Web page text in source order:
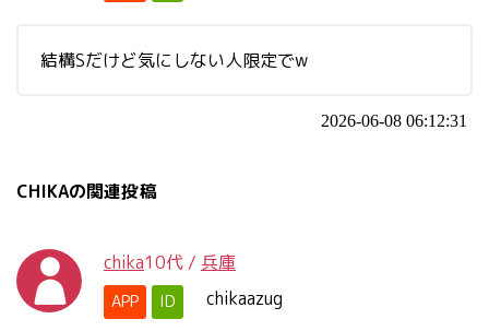
結構Sだけど気にしない人限定でw
2026-06-08 06:12:31
CHIKAの関連投稿
chika10代 / 兵庫
APP ID chikaazug